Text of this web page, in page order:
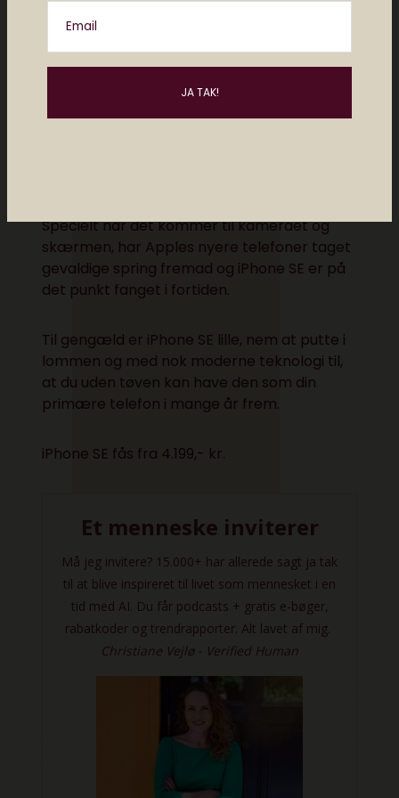
Email
Specielt når det kommer til kameraet og
skærmen, har Apples nyere telefoner taget
gevaldige spring fremad og iPhone SE er på
det punkt fanget i fortiden.
Til gengæld er iPhone SE lille, nem at putte i
lommen og med nok moderne teknologi til,
at du uden tøven kan have den som din
primære telefon i mange år frem.
iPhone SE fås fra 4.199,- kr.